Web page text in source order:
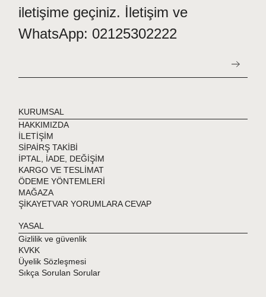
iletişime geçiniz. İletişim ve
WhatsApp: 02125302222
KURUMSAL
HAKKIMIZDA
İLETİŞİM
SİPAİRŞ TAKİBİ
İPTAL, İADE, DEĞİŞİM
KARGO VE TESLİMAT
ÖDEME YÖNTEMLERİ
MAĞAZA
ŞİKAYETVAR YORUMLARA CEVAP
YASAL
Gizlilik ve güvenlik
KVKK
Üyelik Sözleşmesi
Sıkça Sorulan Sorular